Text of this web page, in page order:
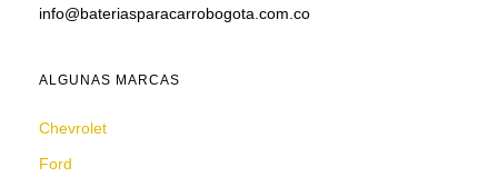
info@bateriasparacarrobogota.com.co
ALGUNAS MARCAS
Chevrolet
Ford